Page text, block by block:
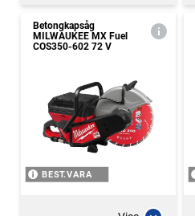
Betongkapsåg
MILWAUKEE MX Fuel
COS350-602 72 V
BEST.VARA